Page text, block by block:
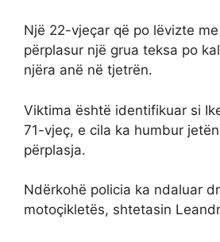
Një 22-vjeçar që po lëvizte
përplasur një grua teksa po
njëra anë në tjetrën.
Viktima është identifikuar si
71-vjeç, e cila ka humbur
përplasja.
Ndërkohë policia ka ndaluar
motoçikletës, shtetasin